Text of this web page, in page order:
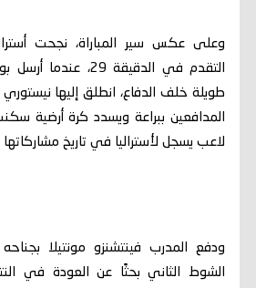
وعلى عكس سير المباراة، نجحت
التقدم في الدقيقة 29،
طويلة خلف الدفاع، انطلق إليها نيستوري
المدافعين ببراعة ويسدد كرة أرضية
لاعب يسجل لأستراليا في تاريخ
ودفع المدرب فينتشنزو مونتيلا
الشوط الثاني بحثًا عن العودة في